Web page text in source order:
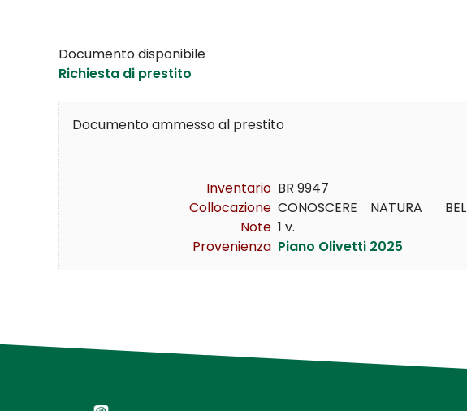
Documento disponibile
Richiesta di prestito
Documento ammesso al prestito
Inventario BR 9947
Collocazione CONOSCERE    NATURA       BEL
Note 1 v.
Provenienza Piano Olivetti 2025